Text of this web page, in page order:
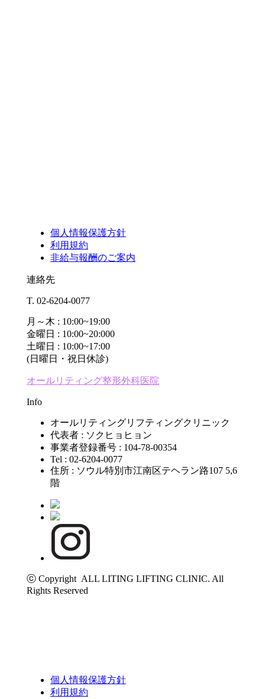
個人情報保護方針
利用規約
非給与報酬のご案内
連絡先
T. 02-6204-0077
月～木 : 10:00~19:00
金曜日 : 10:00~20:000
土曜日 : 10:00~17:00
(日曜日・祝日休診)
オールリティング整形外科医院
Info
オールリティングリフティングクリニック
代表者 : ソクヒョヒョン
事業者登録番号 : 104-78-00354
Tel : 02-6204-0077
住所 : ソウル特別市江南区テヘラン路107 5,6
階
ⓒ Copyright ALL LITING LIFTING CLINIC. All
Rights Reserved
個人情報保護方針
利用規約